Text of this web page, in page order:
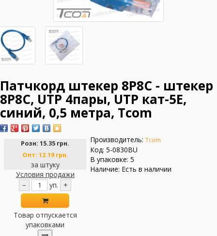
Патчкорд штекер 8Р8С - штекер
8Р8С, UTP 4пары, UTP кат-5E,
синий, 0,5 метра, Tcom
Розн: 15.35 грн.
Опт: 12.19 грн.
за штуку
Условия продажи
−
уп. +
Товар отпускается
упаковками
Производитель: Tcom
Код: 5-0830BU
В упаковке: 5
Наличие: Есть в наличии